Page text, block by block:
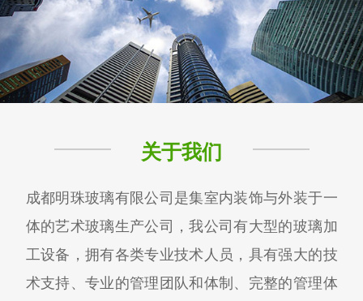
关于我们
成都明珠玻璃有限公司是集室内装饰与外装于一
体的艺术玻璃生产公司，我公司有大型的玻璃加
工设备，拥有各类专业技术人员，具有强大的技
术支持、专业的管理团队和体制、完整的管理体